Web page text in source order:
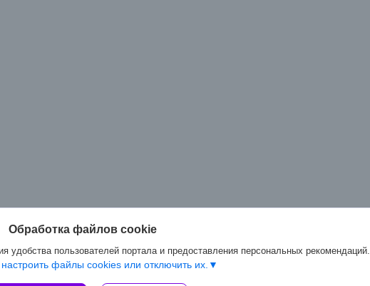
Обработка файлов cookie
пользователей портала и предоставления персональных рекомендаций.
файлы cookies или отключить их.